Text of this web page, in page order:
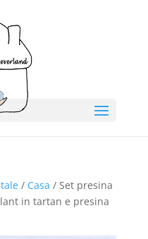
/ Casa / Set presina
in tartan e presina